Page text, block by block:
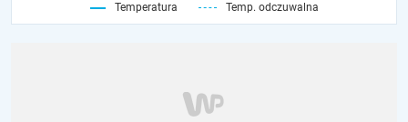
Temperatura Temp. odczuwalna